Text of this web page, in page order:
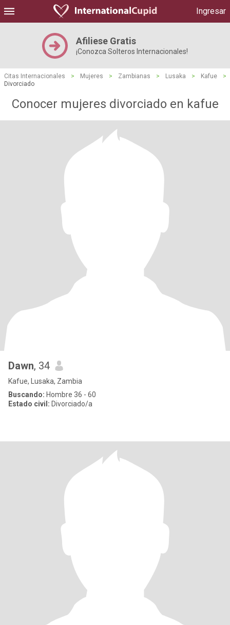
Ingresar
Afiliese Gratis
¡Conozca Solteros Internacionales!
Citas Internacionales > Mujeres > Zambianas > Lusaka > Kafue
>
Divorciado
Conocer mujeres divorciado en kafue
Dawn, 34
Kafue, Lusaka, Zambia
Buscando: Hombre 36 - 60
Estado civil: Divorciado/a